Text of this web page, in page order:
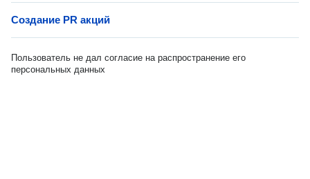
Создание PR акций
Пользователь не дал согласие на распространение его
персональных данных